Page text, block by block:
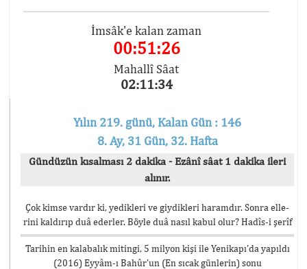
İmsâk'e kalan zaman
00:51:26
Mahallî Sâat
02:11:34
Yılın 219. günü, Kalan Gün : 146
8. Ay, 31 Gün, 32. Hafta
Gündüzün kısalması 2 dakika - Ezânî sâat 1 dakika ileri
alınır.
Çok kimse vardır ki, yedikleri ve giydikleri haramdır. Sonra elle-
rini kaldırıp duâ ederler. Böyle duâ nasıl kabul olur? Hadîs-i şerîf
Tarihin en kalabalık mitingi, 5 milyon kişi ile Yenikapı’da yapıldı
(2016) Eyyâm-ı Bahûr’un (En sıcak günlerin) sonu